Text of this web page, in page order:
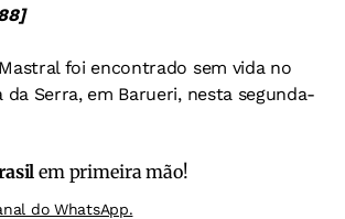
foi encontrado sem vida no
da Serra, em Barueri, nesta segunda-
em primeira mão!
do WhatsApp.